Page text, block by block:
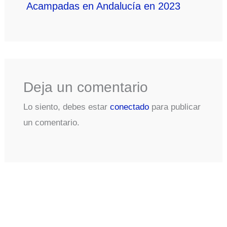
Acampadas en Andalucía en 2023
Deja un comentario
Lo siento, debes estar conectadopara publicar
un comentario.